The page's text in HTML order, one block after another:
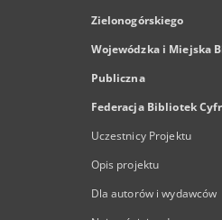
Zielonogórskiego
Wojewódzka i Miejska
Publiczna
Federacja Bibliotek
Uczestnicy Projektu
Opis projektu
Dla autorów i wydawców